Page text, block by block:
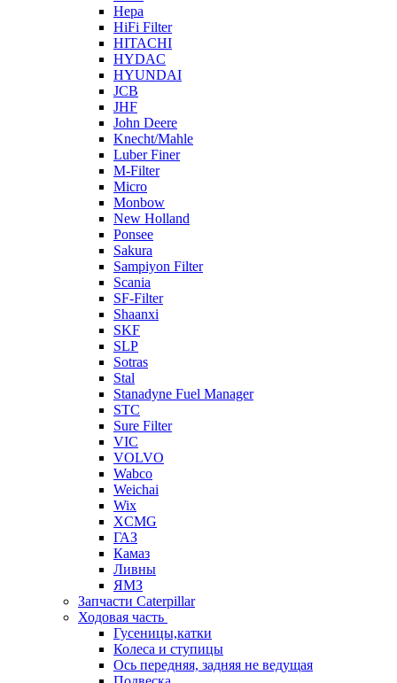
Hepa
HiFi Filter
HITACHI
HYDAC
HYUNDAI
JCB
JHF
John Deere
Knecht/Mahle
Luber Finer
M-Filter
Micro
Monbow
New Holland
Ponsee
Sakura
Sampiyon Filter
Scania
SF-Filter
Shaanxi
SKF
SLP
Sotras
Stal
Stanadyne Fuel Manager
STC
Sure Filter
VIC
VOLVO
Wabco
Weichai
Wix
XCMG
ГАЗ
Камаз
Ливны
ЯМЗ
Запчасти Caterpillar
Ходовая часть
Гусеницы,катки
Колеса и ступицы
Ось передняя, задняя не ведущая